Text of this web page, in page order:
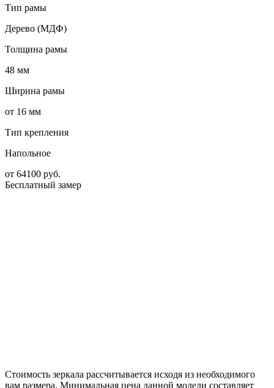
Тип рамы
Дерево (МДФ)
Толщина рамы
48 мм
Ширина рамы
от 16 мм
Тип крепления
Напольное
от 64100 руб.
Бесплатный замер
Стоимость зеркала рассчитывается исходя из необходимого
вам размера. Минимальная цена данной модели составляет